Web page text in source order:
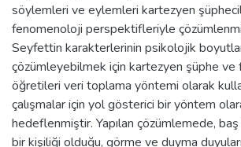
söylemleri ve eylemleri kartezyen
fenomenoloji perspektifleriyle
Seyfettin karakterlerinin psikolojik
çözümleyebilmek için kartezyen şüphe ve
öğretileri veri toplama yöntemi olarak
çalışmalar için yol gösterici bir yöntem
hedeflenmiştir. Yapılan çözümlemede,
bir kişiliği olduğu, görme ve duyma